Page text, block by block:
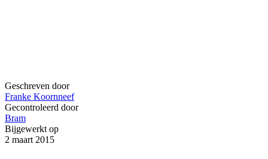
Geschreven door
Franke Koornneef
Gecontroleerd door
Bram
Bijgewerkt op
2 maart 2015